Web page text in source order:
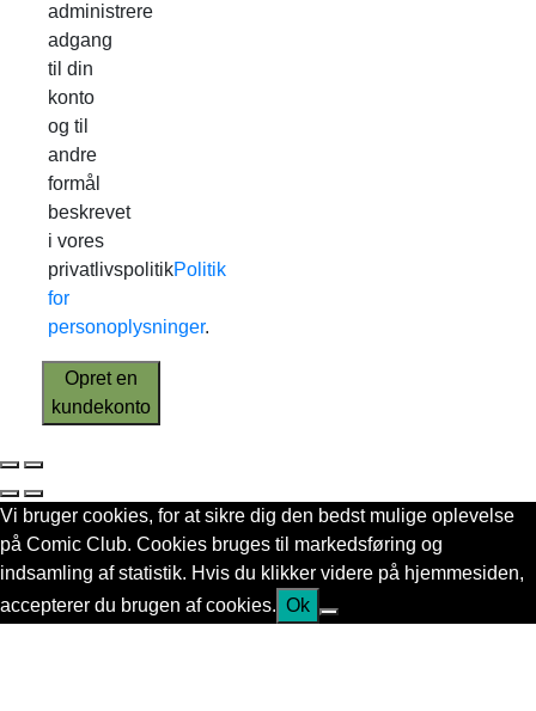
administrere
adgang
til din
konto
og til
andre
formål
beskrevet
i vores
privatlivspolitikPolitik
for
personoplysninger.
Opret en
kundekonto
Vi bruger cookies, for at sikre dig den bedst mulige oplevelse
på Comic Club. Cookies bruges til markedsføring og
indsamling af statistik. Hvis du klikker videre på hjemmesiden,
accepterer du brugen af cookies. Ok